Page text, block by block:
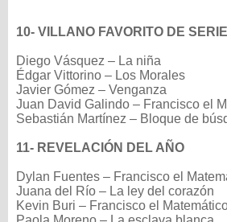
10- VILLANO FAVORITO DE SERIE
Diego Vásquez – La niña
Édgar Vittorino – Los Morales
Javier Gómez – Venganza
Juan David Galindo – Francisco el
Sebastián Martínez – Bloque de
11- REVELACIÓN DEL AÑO
Dylan Fuentes – Francisco el
Juana del Río – La ley del corazón
Kevin Buri – Francisco el